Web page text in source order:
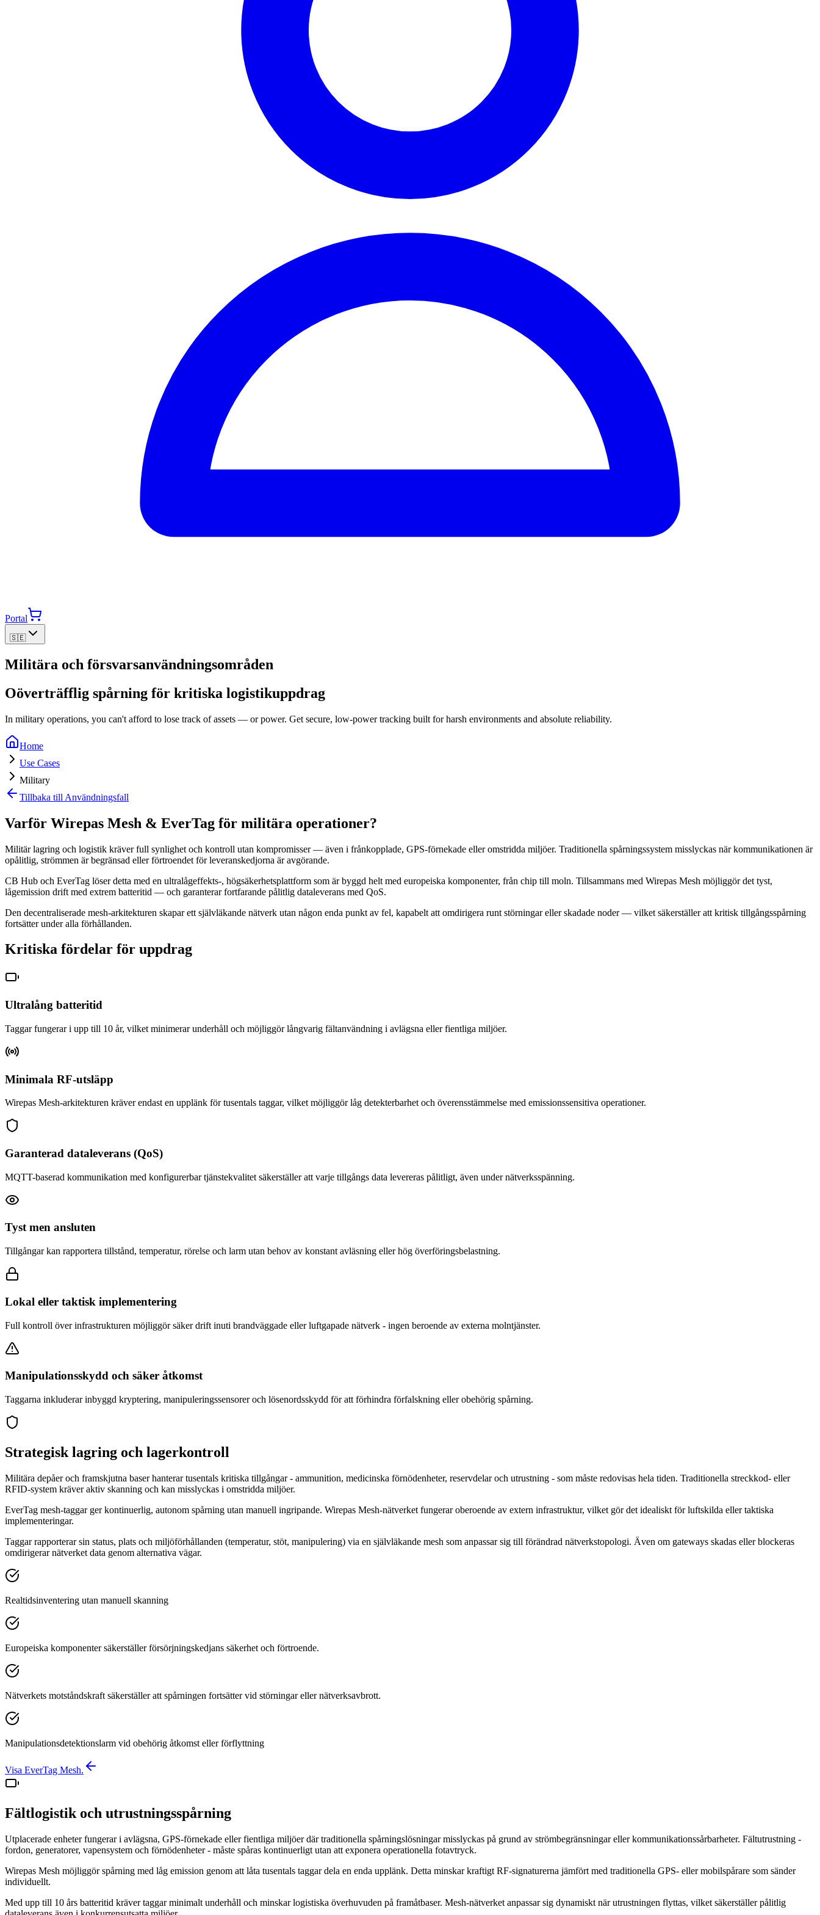
Portal
🇸🇪
Militära och försvarsanvändningsområden
Oöverträfflig spårning för kritiska logistikuppdrag
In military operations, you can't afford to lose track of assets — or power. Get secure, low-power tracking built for harsh environments and absolute reliability.
Home
Use Cases
Military
Tillbaka till Användningsfall
Varför Wirepas Mesh & EverTag för militära operationer?
Militär lagring och logistik kräver full synlighet och kontroll utan kompromisser — även i frånkopplade, GPS-förnekade eller omstridda miljöer. Traditionella spårningssystem misslyckas när kommunikationen är
opålitlig, strömmen är begränsad eller förtroendet för leveranskedjorna är avgörande.
CB Hub och EverTag löser detta med en ultralågeffekts-, högsäkerhetsplattform som är byggd helt med europeiska komponenter, från chip till moln. Tillsammans med Wirepas Mesh möjliggör det tyst,
lågemission drift med extrem batteritid — och garanterar fortfarande pålitlig dataleverans med QoS.
Den decentraliserade mesh-arkitekturen skapar ett självläkande nätverk utan någon enda punkt av fel, kapabelt att omdirigera runt störningar eller skadade noder — vilket säkerställer att kritisk tillgångsspårning
fortsätter under alla förhållanden.
Kritiska fördelar för uppdrag
Ultralång batteritid
Taggar fungerar i upp till 10 år, vilket minimerar underhåll och möjliggör långvarig fältanvändning i avlägsna eller fientliga miljöer.
Minimala RF-utsläpp
Wirepas Mesh-arkitekturen kräver endast en upplänk för tusentals taggar, vilket möjliggör låg detekterbarhet och överensstämmelse med emissionssensitiva operationer.
Garanterad dataleverans (QoS)
MQTT-baserad kommunikation med konfigurerbar tjänstekvalitet säkerställer att varje tillgångs data levereras pålitligt, även under nätverksspänning.
Tyst men ansluten
Tillgångar kan rapportera tillstånd, temperatur, rörelse och larm utan behov av konstant avläsning eller hög överföringsbelastning.
Lokal eller taktisk implementering
Full kontroll över infrastrukturen möjliggör säker drift inuti brandväggade eller luftgapade nätverk - ingen beroende av externa molntjänster.
Manipulationsskydd och säker åtkomst
Taggarna inkluderar inbyggd kryptering, manipuleringssensorer och lösenordsskydd för att förhindra förfalskning eller obehörig spårning.
Strategisk lagring och lagerkontroll
Militära depåer och framskjutna baser hanterar tusentals kritiska tillgångar - ammunition, medicinska förnödenheter, reservdelar och utrustning - som måste redovisas hela tiden. Traditionella streckkod- eller
RFID-system kräver aktiv skanning och kan misslyckas i omstridda miljöer.
EverTag mesh-taggar ger kontinuerlig, autonom spårning utan manuell ingripande. Wirepas Mesh-nätverket fungerar oberoende av extern infrastruktur, vilket gör det idealiskt för luftskilda eller taktiska
implementeringar.
Taggar rapporterar sin status, plats och miljöförhållanden (temperatur, stöt, manipulering) via en självläkande mesh som anpassar sig till förändrad nätverkstopologi. Även om gateways skadas eller blockeras
omdirigerar nätverket data genom alternativa vägar.
Realtidsinventering utan manuell skanning
Europeiska komponenter säkerställer försörjningskedjans säkerhet och förtroende.
Nätverkets motståndskraft säkerställer att spårningen fortsätter vid störningar eller nätverksavbrott.
Manipulationsdetektionslarm vid obehörig åtkomst eller förflyttning
Visa EverTag Mesh.
Fältlogistik och utrustningsspårning
Utplacerade enheter fungerar i avlägsna, GPS-förnekade eller fientliga miljöer där traditionella spårningslösningar misslyckas på grund av strömbegränsningar eller kommunikationssårbarheter. Fältutrustning -
fordon, generatorer, vapensystem och förnödenheter - måste spåras kontinuerligt utan att exponera operationella fotavtryck.
Wirepas Mesh möjliggör spårning med låg emission genom att låta tusentals taggar dela en enda upplänk. Detta minskar kraftigt RF-signaturerna jämfört med traditionella GPS- eller mobilspårare som sänder
individuellt.
Med upp till 10 års batteritid kräver taggar minimalt underhåll och minskar logistiska överhuvuden på framåtbaser. Mesh-nätverket anpassar sig dynamiskt när utrustningen flyttas, vilket säkerställer pålitlig